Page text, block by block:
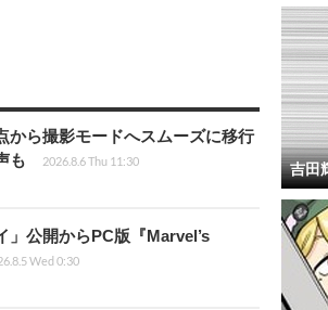
から撮影モードへスムーズに移行
も
2026.8.6 Thu 11:30
」公開からPC版『Marvel’s
Wed 0:30
吉田